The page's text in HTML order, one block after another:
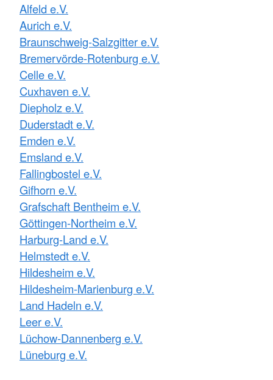
Alfeld e.V.
Aurich e.V.
Braunschweig-Salzgitter e.V.
Bremervörde-Rotenburg e.V.
Celle e.V.
Cuxhaven e.V.
Diepholz e.V.
Duderstadt e.V.
Emden e.V.
Emsland e.V.
Fallingbostel e.V.
Gifhorn e.V.
Grafschaft Bentheim e.V.
Göttingen-Northeim e.V.
Harburg-Land e.V.
Helmstedt e.V.
Hildesheim e.V.
Hildesheim-Marienburg e.V.
Land Hadeln e.V.
Leer e.V.
Lüchow-Dannenberg e.V.
Lüneburg e.V.